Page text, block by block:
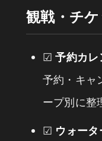
観戦・チ
☑予約カレ
予約・キャ
ープ別に整
☑ ウォー